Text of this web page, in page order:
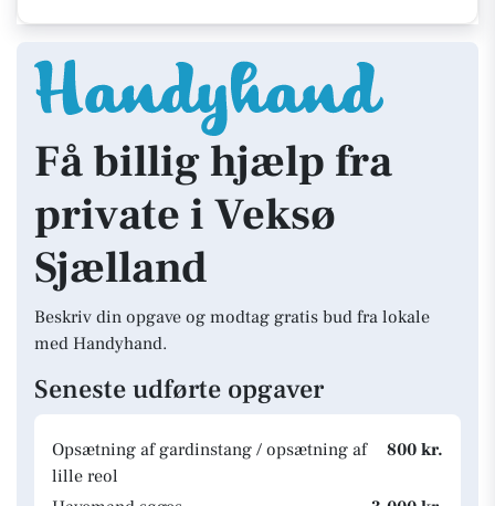
Få billig hjælp fra
private i Veksø
Sjælland
Beskriv din opgave og modtag gratis bud fra lokale
med Handyhand.
Seneste udførte opgaver
Opsætning af gardinstang / opsætning af
lille reol
800 kr.